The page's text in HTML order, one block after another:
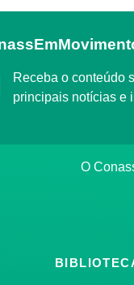
Receba o conteúdo
principais notícias e
O